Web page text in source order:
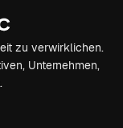
zu verwirklichen.
Unternehmen,